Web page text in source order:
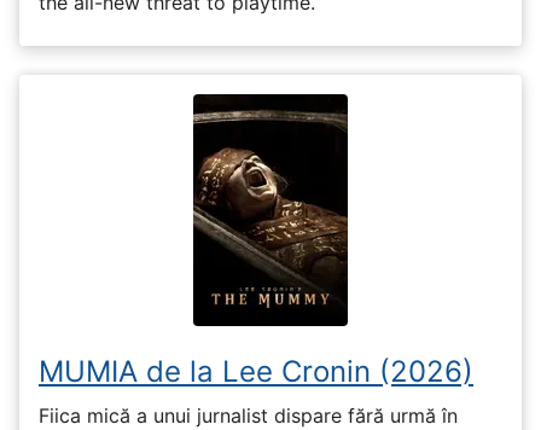
MUMIA de la Lee Cronin (2026)
Fiica mică a unui jurnalist dispare fără urmă în